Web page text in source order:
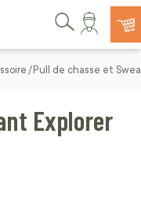
Rechercher
Pull de chasse et
Explorer